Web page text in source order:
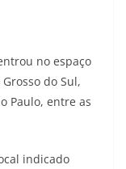
no espaço
do Sul,
Paulo, entre as
indicado